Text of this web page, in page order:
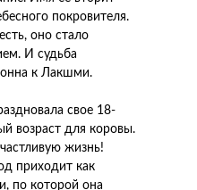
покровителя.
оно стало
И судьба
к Лакшми.
свое 18-
возраст для коровы.
жизнь!
приходит как
по которой она